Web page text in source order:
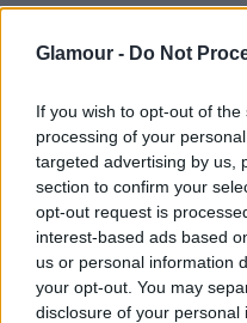
Glamour - Do Not
If you wish to opt-out of
processing of your
targeted advertising by us,
section to confirm your
opt-out request is
interest-based ads based
us or personal information
your opt-out. You may
disclosure of your
De nem csak a gyerek
terhességében,
DeGeneresnek, hogy
ellenkezője volt az
éreztem magam.
Rengeteg energiám